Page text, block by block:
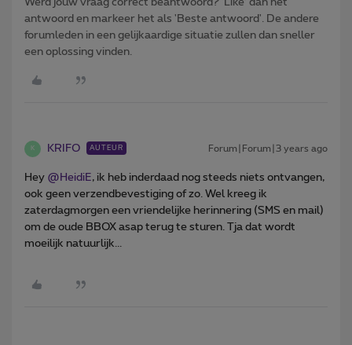
antwoord en markeer het als 'Beste antwoord'. De andere
forumleden in een gelijkaardige situatie zullen dan sneller
een oplossing vinden.
K KRIFO AUTEUR Forum|Forum|3 years ago
Hey @HeidiE, ik heb inderdaad nog steeds niets ontvangen,
ook geen verzendbevestiging of zo. Wel kreeg ik
zaterdagmorgen een vriendelijke herinnering (SMS en mail)
om de oude BBOX asap terug te sturen. Tja dat wordt
moeilijk natuurlijk...